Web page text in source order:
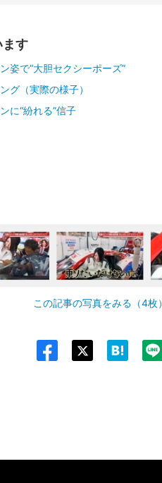
ます
姿で“大胆セクシーポーズ”
グ（実際の様子）
に“紛れる”信子
この記事の写真をみる（4枚）